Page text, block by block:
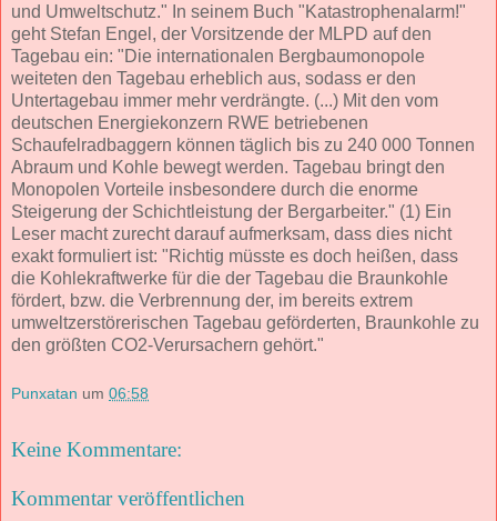
und Umweltschutz." In seinem Buch "Katastrophenalarm!"
geht Stefan Engel, der Vorsitzende der MLPD auf den
Tagebau ein: "Die internationalen Bergbaumonopole
weiteten den Tagebau erheblich aus, sodass er den
Untertagebau immer mehr verdrängte. (...) Mit den vom
deutschen Energiekonzern RWE betriebenen
Schaufelradbaggern können täglich bis zu 240 000 Tonnen
Abraum und Kohle bewegt werden. Tagebau bringt den
Monopolen Vorteile insbesondere durch die enorme
Steigerung der Schichtleistung der Bergarbeiter." (1) Ein
Leser macht zurecht darauf aufmerksam, dass dies nicht
exakt formuliert ist: "Richtig müsste es doch heißen, dass
die Kohlekraftwerke für die der Tagebau die Braunkohle
fördert, bzw. die Verbrennung der, im bereits extrem
umweltzerstörerischen Tagebau geförderten, Braunkohle zu
den größten CO2-Verursachern gehört."
Punxatan um 06:58
Keine Kommentare:
Kommentar veröffentlichen